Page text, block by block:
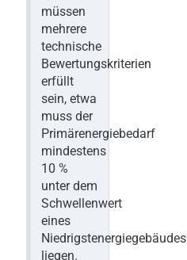
müssen
mehrere
technische
Bewertungskriterien
erfüllt
sein, etwa
muss der
Primärenergiebedarf
mindestens
10 %
unter dem
Schwellenwert
eines
Niedrigstenergiegebäudes
liegen.